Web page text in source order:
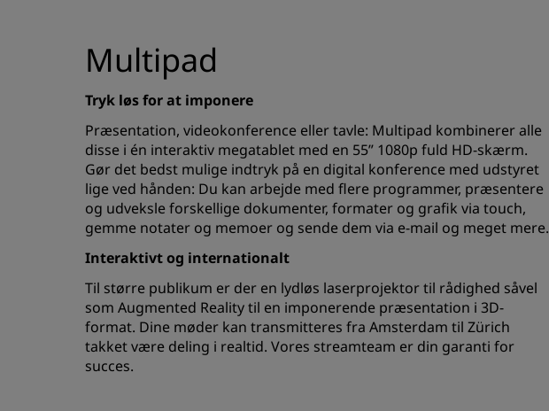
Multipad
Tryk løs for at imponere
Præsentation, videokonference eller tavle: Multipad kombinerer alle
disse i én interaktiv megatablet med en 55” 1080p fuld HD-skærm.
Gør det bedst mulige indtryk på en digital konference med udstyret
lige ved hånden: Du kan arbejde med flere programmer, præsentere
og udveksle forskellige dokumenter, formater og grafik via touch,
gemme notater og memoer og sende dem via e-mail og meget mere.
Interaktivt og internationalt
Til større publikum er der en lydløs laserprojektor til rådighed såvel
som Augmented Reality til en imponerende præsentation i 3D-
format. Dine møder kan transmitteres fra Amsterdam til Zürich
takket være deling i realtid. Vores streamteam er din garanti for
succes.